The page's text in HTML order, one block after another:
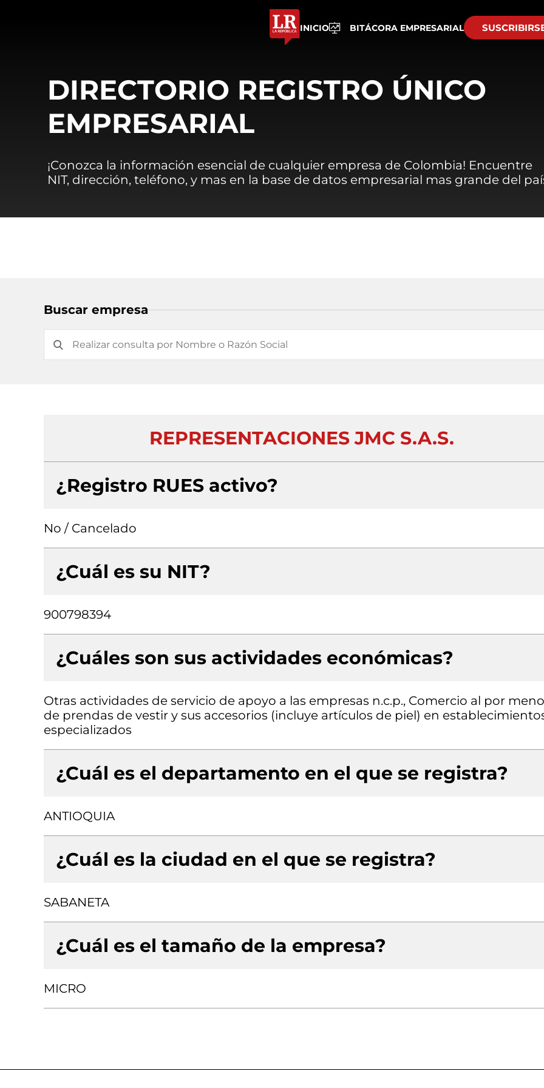
INICIO BITÁCORA EMPRESARIAL
DIRECTORIO REGISTRO ÚNICO
EMPRESARIAL
¡Conozca la información esencial de cualquier empresa de Colombia! Encuentre
NIT, dirección, teléfono, y mas en la base de datos empresarial mas grande del
Buscar empresa
REPRESENTACIONES JMC S.A.S.
¿Registro RUES activo?
No / Cancelado
¿Cuál es su NIT?
900798394
¿Cuáles son sus actividades económicas?
Otras actividades de servicio de apoyo a las empresas n.c.p., Comercio al por
de prendas de vestir y sus accesorios (incluye artículos de piel) en
especializados
¿Cuál es el departamento en el que se registra?
ANTIOQUIA
¿Cuál es la ciudad en el que se registra?
SABANETA
¿Cuál es el tamaño de la empresa?
MICRO